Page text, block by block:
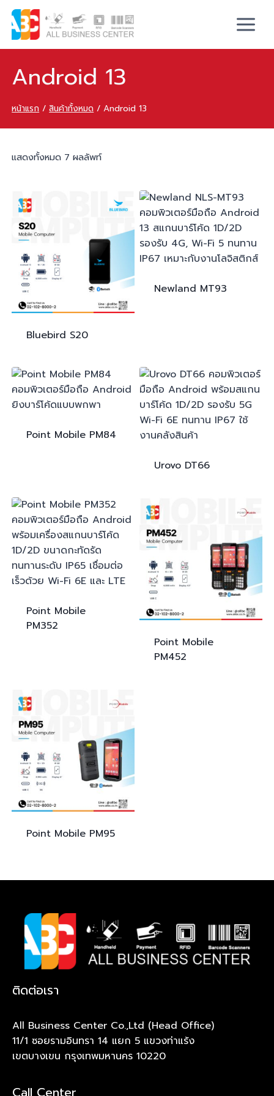
Android 13
หน้าแรก / สินค้าทั้งหมด / Android 13
แสดงทั้งหมด 7 ผลลัพท์
Bluebird S20
Newland MT93
Point Mobile PM84
Urovo DT66
Point Mobile
PM352
Point Mobile
PM452
Point Mobile PM95
ติดต่อเรา
All Business Center Co.,Ltd (Head Office)
11/1 ซอยรามอินทรา 14 แยก 5 แขวงท่าแร้ง
เขตบางเขน กรุงเทพมหานคร 10220
Call Center